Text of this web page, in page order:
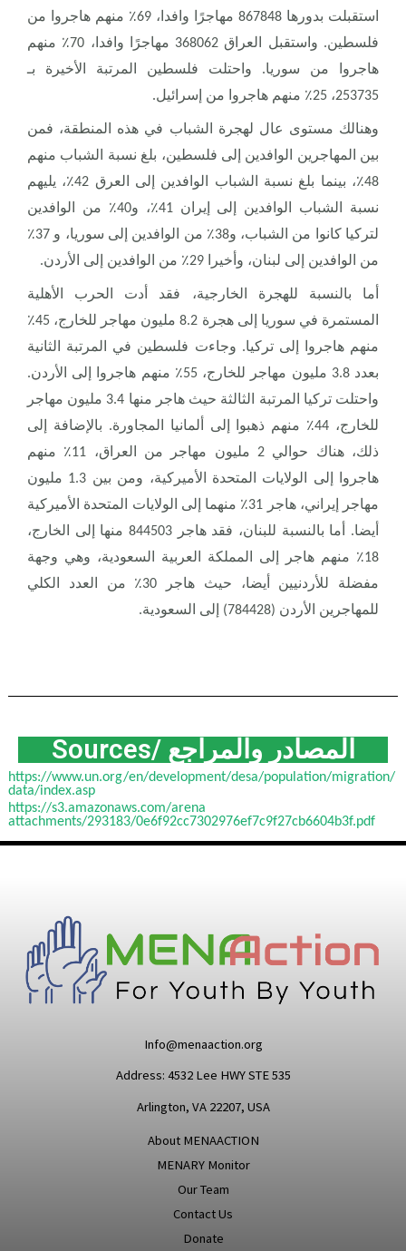
استقبلت بدورها 867848 مهاجرًا وافدا، 69٪ منهم هاجروا من
فلسطين. واستقبل العراق 368062 مهاجرًا وافدا، 70٪ منهم
هاجروا من سوريا. واحتلت فلسطين المرتبة الأخيرة بـ
253735، 25٪ منهم هاجروا من إسرائيل
.
وهنالك مستوى عال لهجرة الشباب في هذه المنطقة، فمن
بين المهاجرين الوافدين إلى فلسطين، بلغ نسبة الشباب منهم
48٪، بينما بلغ نسبة الشباب الوافدين إلى العرق 42٪، يليهم
نسبة الشباب الوافدين إلى إيران 41٪، و40٪ من الوافدين
لتركيا كانوا من الشباب، و38٪ من الوافدين إلى سوريا، و 37٪
من الوافدين إلى لبنان، وأخيرا 29٪ من الوافدين إلى الأردن
.
أما بالنسبة للهجرة الخارجية، فقد أدت الحرب الأهلية
المستمرة في سوريا إلى هجرة 8.2 مليون مهاجر للخارج، 45٪
منهم هاجروا إلى تركيا. وجاءت فلسطين في المرتبة الثانية
بعدد 3.8 مليون مهاجر للخارج، 55٪ منهم هاجروا إلى الأردن.
واحتلت تركيا المرتبة الثالثة حيث هاجر منها 3.4 مليون مهاجر
للخارج، 44٪ منهم ذهبوا إلى ألمانيا المجاورة. بالإضافة إلى
ذلك، هناك حوالي 2 مليون مهاجر من العراق، 11٪ منهم
هاجروا إلى الولايات المتحدة الأميركية، ومن بين 1.3 مليون
مهاجر إيراني، هاجر 31٪ منهما إلى الولايات المتحدة الأميركية
أيضا. أما بالنسبة للبنان، فقد هاجر 844503 منها إلى الخارج،
18٪ منهم هاجر إلى المملكة العربية السعودية، وهي وجهة
مفضلة للأردنيين أيضا، حيث هاجر 30٪ من العدد الكلي
للمهاجرين الأردن (784428) إلى السعودية.
Sources/ المصادر والمراجع
https://www.un.org/en/development/desa/population/migration/
data/index.asp
https://s3.amazonaws.com/arena
attachments/293183/0e6f92cc7302976ef7c9f27cb6604b3f.pdf
Info@menaaction.org
Address: 4532 Lee HWY STE 535
Arlington, VA 22207, USA
About MENAACTION
MENARY Monitor
Our Team
Contact Us
Donate